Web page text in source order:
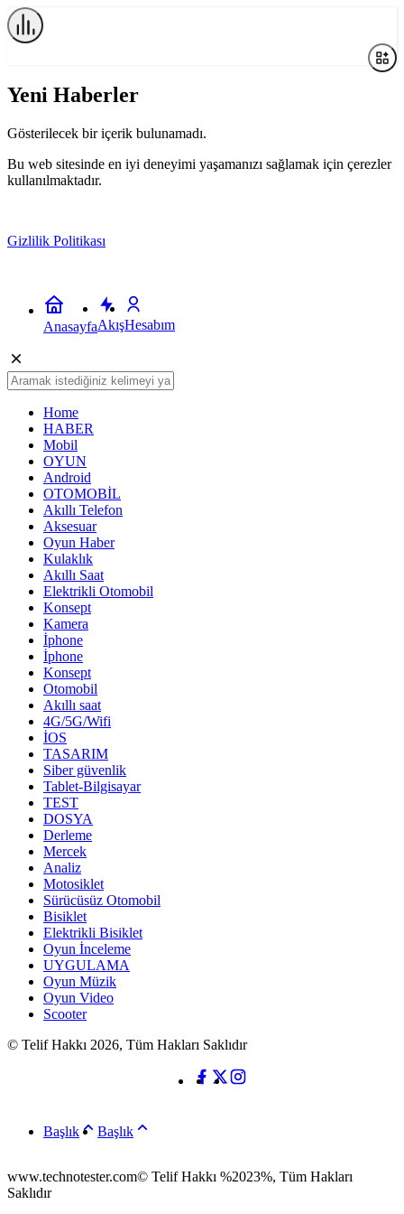
İnceleme
Yeni Haberler
Gösterilecek bir içerik bulunamadı.
Bu web sitesinde en iyi deneyimi yaşamanızı sağlamak için çerezler
kullanılmaktadır.
Gizlilik Politikası
AnasayfaAkışHesabım
Home
HABER
Mobil
OYUN
Android
OTOMOBİL
Akıllı Telefon
Aksesuar
Oyun Haber
Kulaklık
Akıllı Saat
Elektrikli Otomobil
Konsept
Kamera
İphone
İphone
Konsept
Otomobil
Akıllı saat
4G/5G/Wifi
İOS
TASARIM
Siber güvenlik
Tablet-Bilgisayar
TEST
DOSYA
Derleme
Mercek
Analiz
Motosiklet
Sürücüsüz Otomobil
Bisiklet
Elektrikli Bisiklet
Oyun İnceleme
UYGULAMA
Oyun Müzik
Oyun Video
Scooter
© Telif Hakkı 2026, Tüm Hakları Saklıdır
Başlık Başlık
www.technotester.com© Telif Hakkı %2023%, Tüm Hakları
Saklıdır